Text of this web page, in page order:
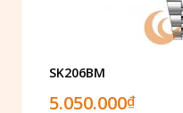
SK206BM
5.050.000₫